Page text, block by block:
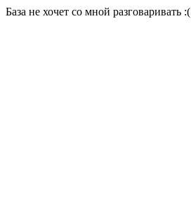
База не хочет со мной разговаривать :(